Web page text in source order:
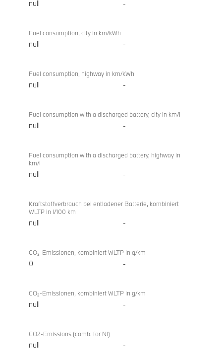
null -
Fuel consumption, city in km/kWh
null -
Fuel consumption, highway in km/kWh
null -
Fuel consumption with a discharged battery, city in km/l
null -
Fuel consumption with a discharged battery, highway in
km/l
null -
Kraftstoffverbrauch bei entladener Batterie, kombiniert
WLTP in l/100 km
null -
CO₂-Emissionen, kombiniert WLTP in g/km
0 -
CO₂-Emissionen, kombiniert WLTP in g/km
null -
CO2-Emissions (comb. for NI)
null -